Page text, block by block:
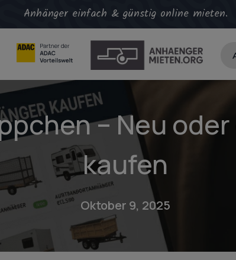
Anhänger einfach & günstig online mieten.
– Neu
kaufen
Oktober 9, 2025